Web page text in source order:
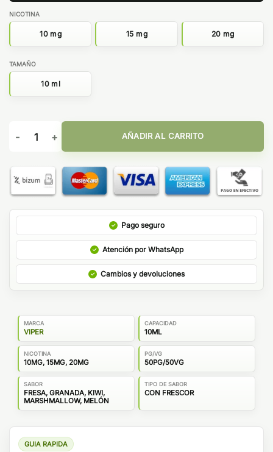
NICOTINA
10 mg 15 mg 20 mg
TAMAÑO
10 ml
Abused Viper Core Edition Salts cantidad
AÑADIR AL CARRITO
Pago seguro
Atención por WhatsApp
Cambios y devoluciones
MARCA
VIPER
CAPACIDAD
10ML
NICOTINA
10MG, 15MG, 20MG
PG/VG
50PG/50VG
SABOR
FRESA, GRANADA, KIWI,
MARSHMALLOW, MELÓN
TIPO DE SABOR
CON FRESCOR
GUIA RAPIDA